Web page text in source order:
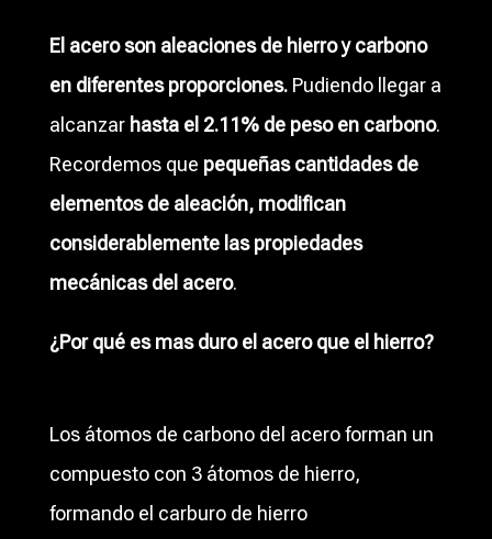
El acero son aleaciones de hierro y carbono
en diferentes proporciones. Pudiendo llegar a
alcanzar hasta el 2.11% de peso en carbono.
Recordemos que pequeñas cantidades de
elementos de aleación, modifican
considerablemente las propiedades
mecánicas del acero.
¿Por qué es mas duro el acero que el hierro?
Los átomos de carbono del acero forman un
compuesto con 3 átomos de hierro,
formando el carburo de hierro